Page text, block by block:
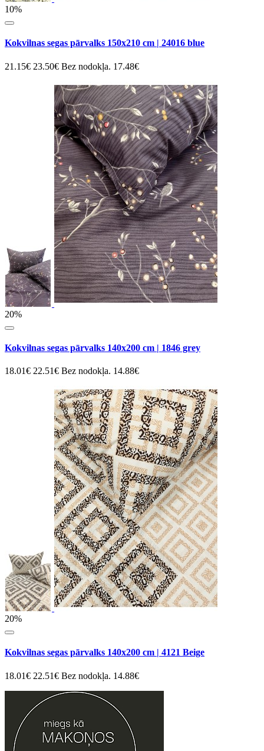
10%
Kokvilnas segas pārvalks 150x210 cm | 24016 blue
21.15€ 23.50€ Bez nodokļa. 17.48€
20%
Kokvilnas segas pārvalks 140x200 cm | 1846 grey
18.01€ 22.51€ Bez nodokļa. 14.88€
20%
Kokvilnas segas pārvalks 140x200 cm | 4121 Beige
18.01€ 22.51€ Bez nodokļa. 14.88€